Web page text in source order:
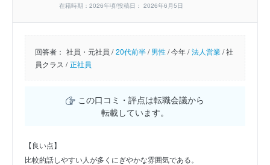
在籍時期：2026年頃/投稿日： 2026年6月5日
回答者： 社員・元社員 / 20代前半/男性/今年 / 法人営業/社
員クラス / 正社員
この口コミ・評点は転職会議から
転載しています。
【良い点】
比較的話しやすい人が多くにぎやかな雰囲気である。